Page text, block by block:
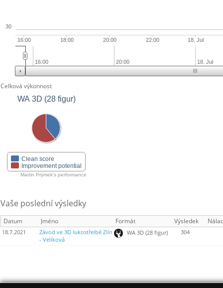
16:00 18:00 20:00 22:00 18. Jul
30
18. Jul
16:00 20:00
Celková výkonnost
WA 3D (28 figur)
Clean score
Improvement potential
Martin Prýmek's performance
Vaše poslední výsledky
Datum Jméno Formát Výsledek
18.7.2021
Závod ve 3D lukostřelbě Zlín
- Velíková
WA 3D (28 figur) 304